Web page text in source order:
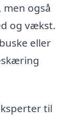
men også
og vækst.
eller
til